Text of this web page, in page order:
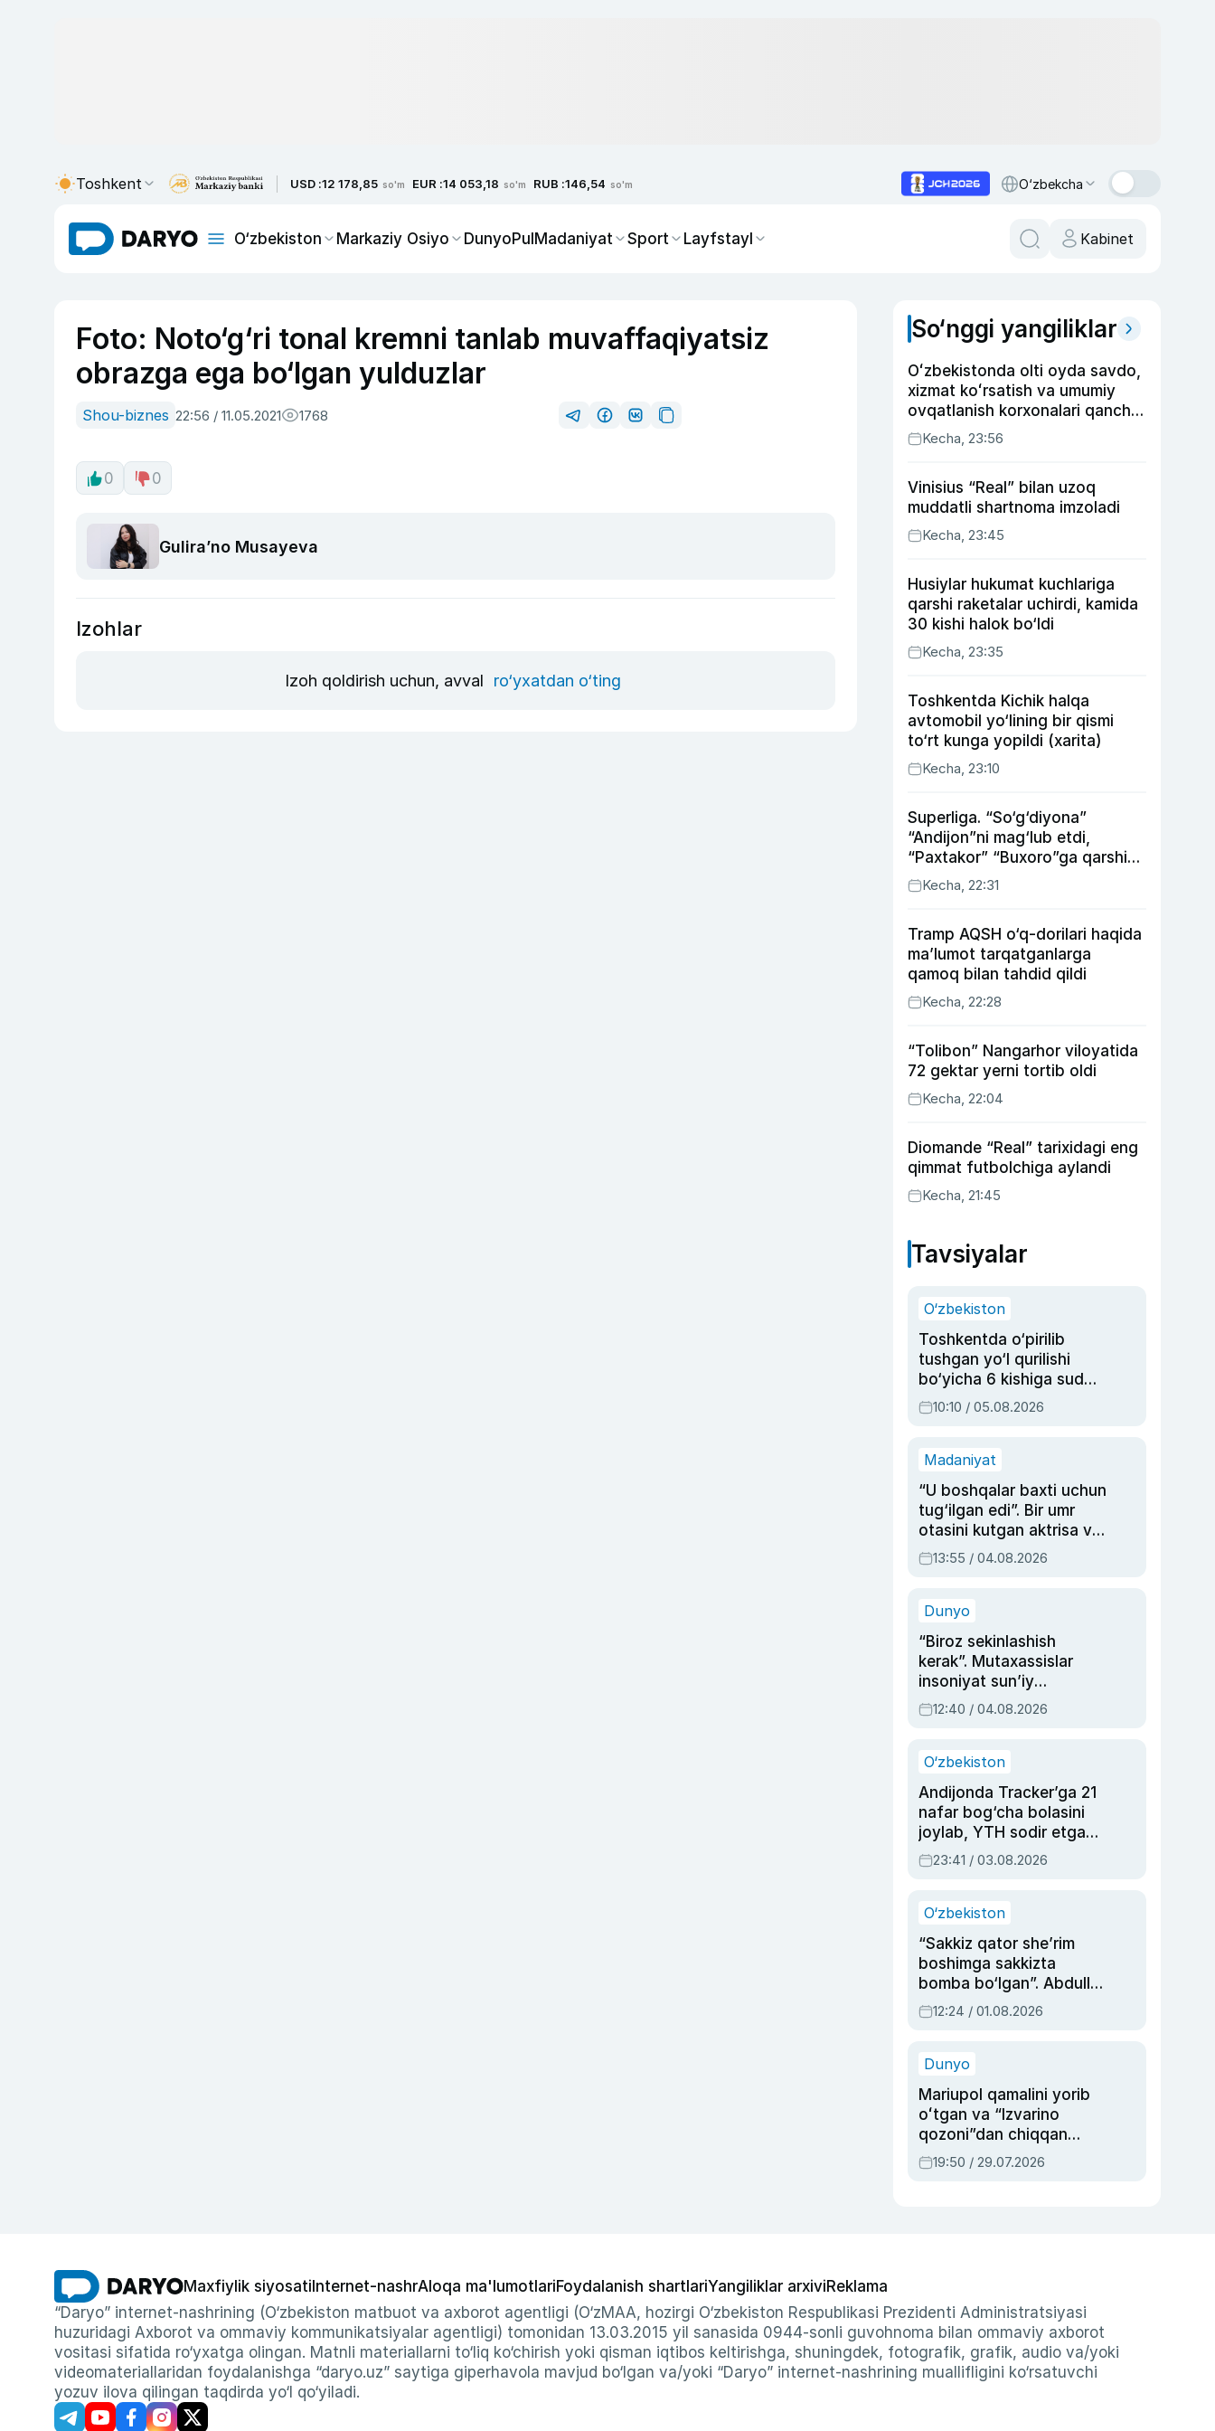
Toshkent USD :12 178,85 so'm EUR :14 053,18 so'm RUB :146,54 so'm O‘zbekcha
O‘zbekiston Markaziy Osiyo DunyoPulMadaniyat Sport Layfstayl Kabinet
Foto: Noto‘g‘ri tonal kremni tanlab muvaffaqiyatsiz
obrazga ega bo‘lgan yulduzlar
Shou-biznes 22:56 / 11.05.2021 1768
0 0
Guliraʼno Musayeva
Izohlar
Izoh qoldirish uchun, avval ro‘yxatdan o‘ting
So‘nggi yangiliklar
Oʻzbekistonda olti oyda savdo,
xizmat koʻrsatish va umumiy
ovqatlanish korxonalari qancha
soliq toʻlagani ochiqlandi
Kecha, 23:56
Vinisius “Real” bilan uzoq
muddatli shartnoma imzoladi
Kecha, 23:45
Husiylar hukumat kuchlariga
qarshi raketalar uchirdi, kamida
30 kishi halok bo‘ldi
Kecha, 23:35
Toshkentda Kichik halqa
avtomobil yo‘lining bir qismi
to‘rt kunga yopildi (xarita)
Kecha, 23:10
Superliga. “So‘g‘diyona”
“Andijon”ni mag‘lub etdi,
“Paxtakor” “Buxoro”ga qarshi
bahsda g‘alabani qo‘ldan
chiqardi
Kecha, 22:31
Tramp AQSH o‘q-dorilari haqida
ma’lumot tarqatganlarga
qamoq bilan tahdid qildi
Kecha, 22:28
“Tolibon” Nangarhor viloyatida
72 gektar yerni tortib oldi
Kecha, 22:04
Diomande “Real” tarixidagi eng
qimmat futbolchiga aylandi
Kecha, 21:45
Tavsiyalar
O‘zbekiston
Toshkentda o‘pirilib
tushgan yo‘l qurilishi
bo‘yicha 6 kishiga sud
hukmi o‘qildi
10:10 / 05.08.2026
Madaniyat
“U boshqalar baxti uchun
tug‘ilgan edi”. Bir umr
otasini kutgan aktrisa va
dublyaj ustasi Rimma
Ahmedovaning
13:55 / 04.08.2026
Dunyo
“Biroz sekinlashish
kerak”. Mutaxassislar
insoniyat sun’iy
intellektni boshqara
olmay qolishidan xavotir
12:40 / 04.08.2026
O‘zbekiston
Andijonda Tracker’ga 21
nafar bog‘cha bolasini
joylab, YTH sodir etgan
ayolga sud hukmi o‘qildi
23:41 / 03.08.2026
O‘zbekiston
“Sakkiz qator she’rim
boshimga sakkizta
bomba bo‘lgan”. Abdulla
Oripovni siyosiy
ayblovlardan asrab
12:24 / 01.08.2026
Dunyo
Mariupol qamalini yorib
oʻtgan va “Izvarino
qozoni”dan chiqqan
qahramon — Ukraina
armiyasi bosh
19:50 / 29.07.2026
Maxfiylik siyosati Internet-nashrAloqa ma'lumotlariFoydalanish shartlariYangiliklar arxiviReklama
“Daryo” internet-nashrining (O‘zbekiston matbuot va axborot agentligi (O‘zMAA, hozirgi O‘zbekiston Respublikasi Prezidenti Administratsiyasi
huzuridagi Axborot va ommaviy kommunikatsiyalar agentligi) tomonidan 13.03.2015 yil sanasida 0944-sonli guvohnoma bilan ommaviy axborot
vositasi sifatida ro‘yxatga olingan. Matnli materiallarni to‘liq ko‘chirish yoki qisman iqtibos keltirishga, shuningdek, fotografik, grafik, audio va/yoki
videomateriallaridan foydalanishga “daryo.uz” saytiga giperhavola mavjud bo‘lgan va/yoki “Daryo” internet-nashrining muallifligini ko‘rsatuvchi
yozuv ilova qilingan taqdirda yo‘l qo‘yiladi.